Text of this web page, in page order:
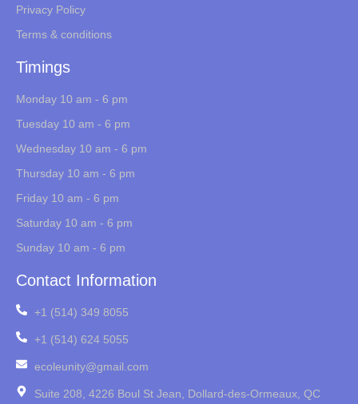
Privacy Policy
Terms & conditions
Timings
Monday 10 am - 6 pm
Tuesday 10 am - 6 pm
Wednesday 10 am - 6 pm
Thursday 10 am - 6 pm
Friday 10 am - 6 pm
Saturday 10 am - 6 pm
Sunday 10 am - 6 pm
Contact Information
+1 (514) 349 8055
+1 (514) 624 5055
ecoleunity@gmail.com
Suite 208, 4226 Boul St Jean, Dollard-des-Ormeaux, QC